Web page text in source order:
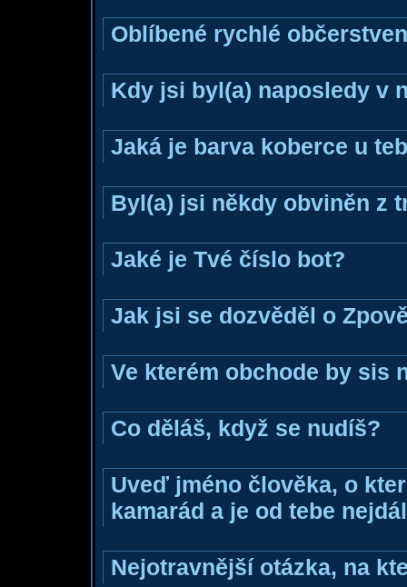
Oblíbené rychlé
Kdy jsi byl(a) naposledy v
Jaká je barva koberce u
Byl(a) jsi někdy obviněn z
Jaké je Tvé číslo bot?
Jak jsi se dozvěděl o
Ve kterém obchode by sis
Co děláš, když se nudíš?
Uveď jméno člověka, o
kamarád a je od tebe
Nejotravnější otázka, na